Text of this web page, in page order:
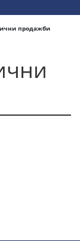
продажби